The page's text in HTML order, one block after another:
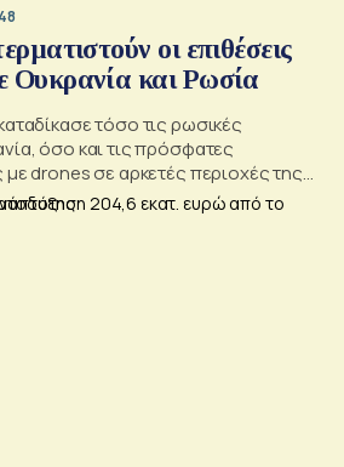
οι επιθέσεις
Ουκρανία και Ρωσία
τόσο τις ρωσικές
όσο και τις πρόσφατες
με drones σε αρκετές περιοχές της
απώλειες μεταξύ αμάχων και
υποδομές.